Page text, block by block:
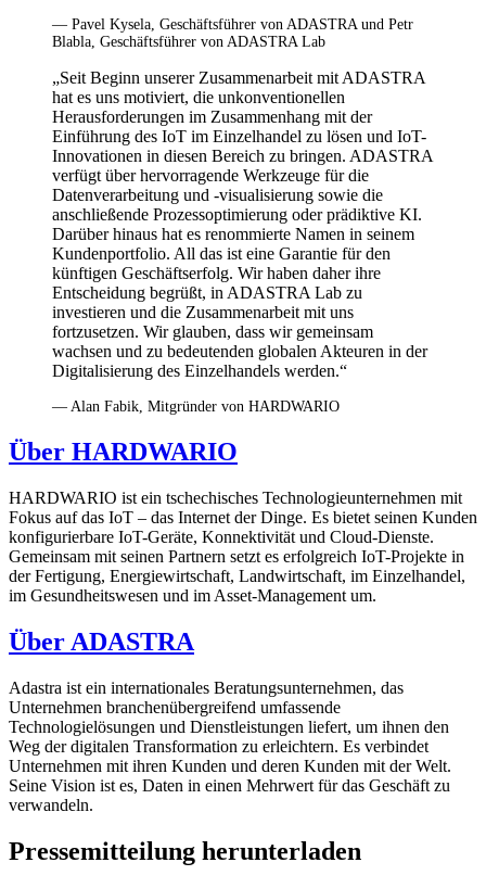
— Pavel Kysela, Geschäftsführer von ADASTRA und Petr
Blabla, Geschäftsführer von ADASTRA Lab
„Seit Beginn unserer Zusammenarbeit mit ADASTRA
hat es uns motiviert, die unkonventionellen
Herausforderungen im Zusammenhang mit der
Einführung des IoT im Einzelhandel zu lösen und IoT-
Innovationen in diesen Bereich zu bringen. ADASTRA
verfügt über hervorragende Werkzeuge für die
Datenverarbeitung und -visualisierung sowie die
anschließende Prozessoptimierung oder prädiktive KI.
Darüber hinaus hat es renommierte Namen in seinem
Kundenportfolio. All das ist eine Garantie für den
künftigen Geschäftserfolg. Wir haben daher ihre
Entscheidung begrüßt, in ADASTRA Lab zu
investieren und die Zusammenarbeit mit uns
fortzusetzen. Wir glauben, dass wir gemeinsam
wachsen und zu bedeutenden globalen Akteuren in der
Digitalisierung des Einzelhandels werden.“
— Alan Fabik, Mitgründer von HARDWARIO
Über HARDWARIO
HARDWARIO ist ein tschechisches Technologieunternehmen mit
Fokus auf das IoT – das Internet der Dinge. Es bietet seinen Kunden
konfigurierbare IoT-Geräte, Konnektivität und Cloud-Dienste.
Gemeinsam mit seinen Partnern setzt es erfolgreich IoT-Projekte in
der Fertigung, Energiewirtschaft, Landwirtschaft, im Einzelhandel,
im Gesundheitswesen und im Asset-Management um.
Über ADASTRA
Adastra ist ein internationales Beratungsunternehmen, das
Unternehmen branchenübergreifend umfassende
Technologielösungen und Dienstleistungen liefert, um ihnen den
Weg der digitalen Transformation zu erleichtern. Es verbindet
Unternehmen mit ihren Kunden und deren Kunden mit der Welt.
Seine Vision ist es, Daten in einen Mehrwert für das Geschäft zu
verwandeln.
Pressemitteilung herunterladen